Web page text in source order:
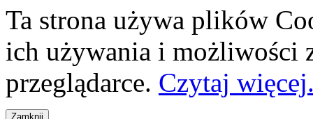
Ta strona używa plików
ich używania i możliwości
przeglądarce. Czytaj